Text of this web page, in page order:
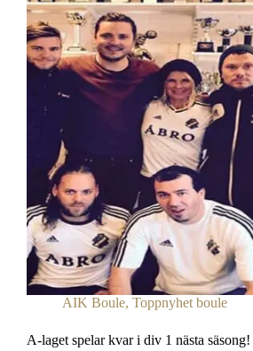
finalspel
i
Svenska
Cupen
Dam
AIK Boule, Toppnyhet boule
A-laget spelar kvar i div 1 nästa säsong!